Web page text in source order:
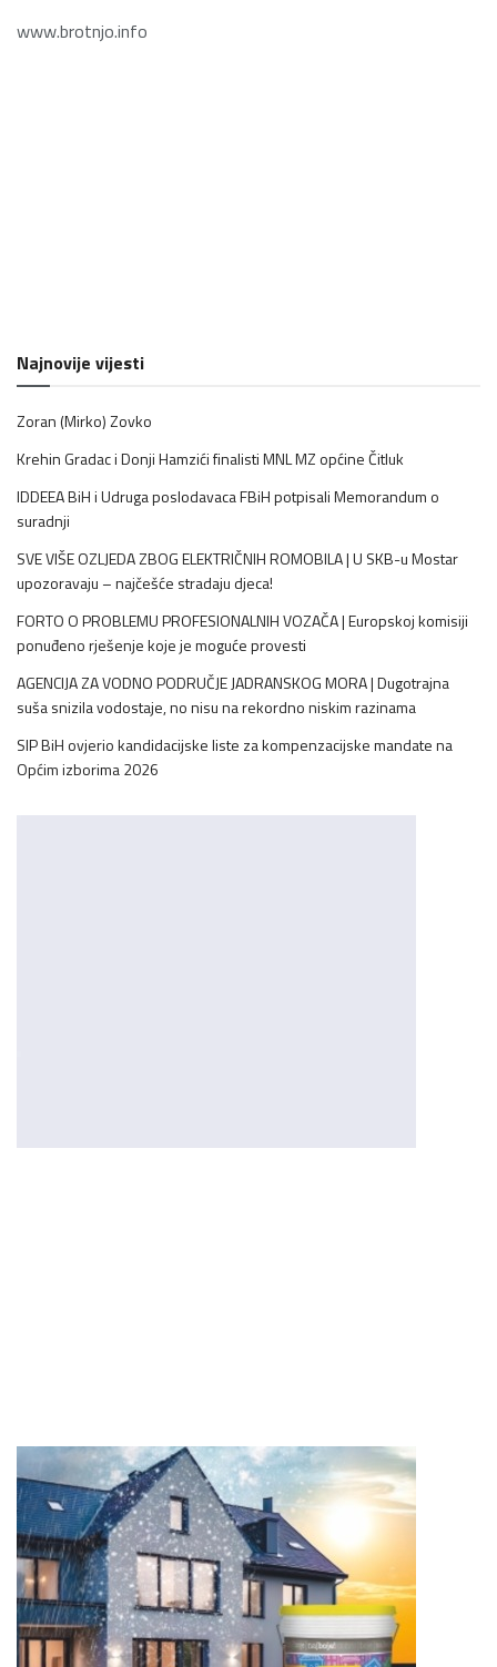
www.brotnjo.info
Najnovije vijesti
Zoran (Mirko) Zovko
Krehin Gradac i Donji Hamzići finalisti MNL MZ općine Čitluk
IDDEEA BiH i Udruga poslodavaca FBiH potpisali Memorandum o
suradnji
SVE VIŠE OZLJEDA ZBOG ELEKTRIČNIH ROMOBILA | U SKB-u Mostar
upozoravaju – najčešće stradaju djeca!
FORTO O PROBLEMU PROFESIONALNIH VOZAČA | Europskoj komisiji
ponuđeno rješenje koje je moguće provesti
AGENCIJA ZA VODNO PODRUČJE JADRANSKOG MORA | Dugotrajna
suša snizila vodostaje, no nisu na rekordno niskim razinama
SIP BiH ovjerio kandidacijske liste za kompenzacijske mandate na
Općim izborima 2026